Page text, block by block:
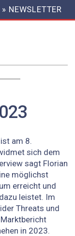
» NEWSLETTER
am 8.
sich dem
sagt Florian
möglichst
erreicht und
leistet. Im
Threats und
in 2023.